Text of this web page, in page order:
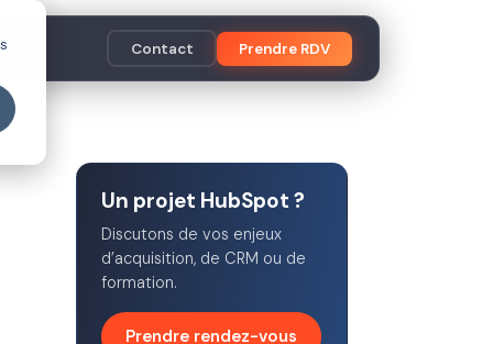
Contact Prendre RDV
Un projet HubSpot ?
Discutons de vos enjeux
d’acquisition, de CRM ou de
formation.
Prendre rendez-vous